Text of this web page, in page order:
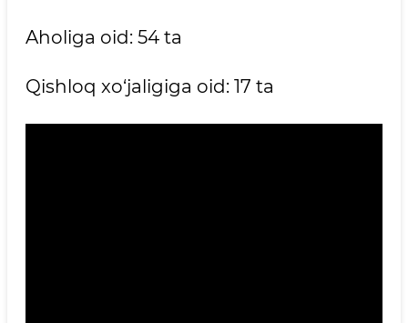
Aholiga oid: 54 ta
Qishloq xo‘jaligiga oid: 17 ta